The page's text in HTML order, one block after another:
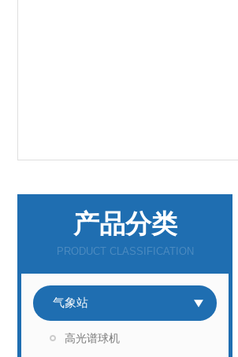
产品分类
PRODUCT CLASSIFICATION
气象站
高光谱球机